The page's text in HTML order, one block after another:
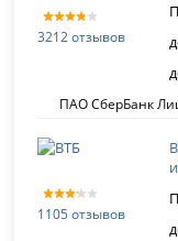
3212 отзывов
ПАО СберБанк
1105 отзывов